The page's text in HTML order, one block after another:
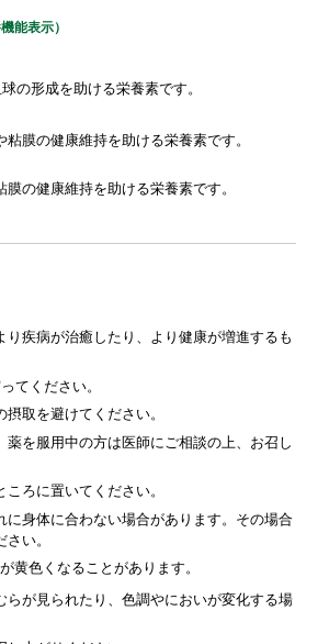
機能表示）
の形成を助ける栄養素です。
膜の健康維持を助ける栄養素です。
膜の健康維持を助ける栄養素です。
り疾病が治癒したり、より健康が増進するも
てください。
取を避けてください。
薬を服用中の方は医師にご相談の上、お召し
ろに置いてください。
に身体に合わない場合があります。その場合
い。
黄色くなることがあります。
らが見られたり、色調やにおいが変化する場